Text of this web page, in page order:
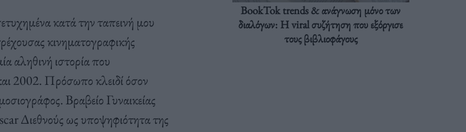
κατά την ταπεινή μου
κινηματογραφικής
αληθινή ιστορία που
2002. Πρόσωπο κλειδί όσον
Βραβείο Γυναικείας
Διεθνούς ως υποψηφιότητα της
BookTok trends & ανάγνωση μόνο των
διαλόγων: Η viral συζήτηση που εξόργισε
τους βιβλιοφάγους